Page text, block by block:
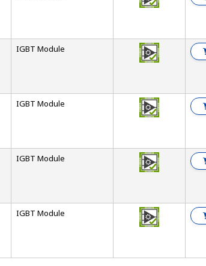
IGBT Module
IGBT Module
IGBT Module
IGBT Module